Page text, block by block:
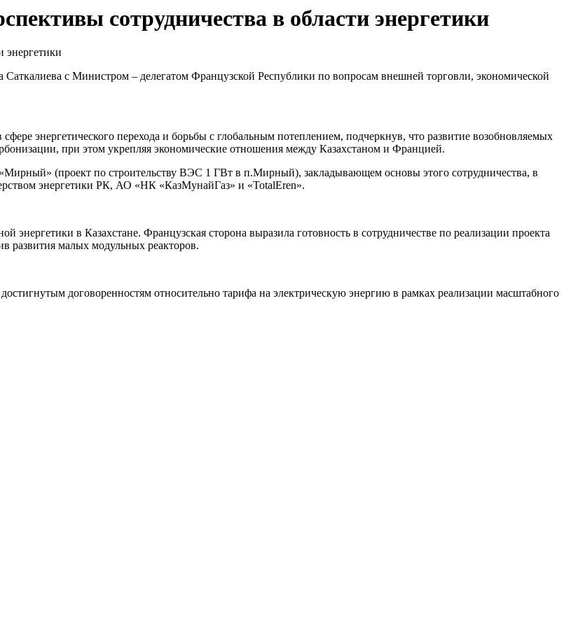
сотрудничества в области энергетики
Саткалиева с Министром – делегатом Французской Республики по вопросам внешней торговли, экономической
энергетического перехода и борьбы с глобальным потеплением, подчеркнув, что развитие возобновляемых
при этом укрепляя экономические отношения между Казахстаном и Францией.
(проект по строительству ВЭС 1 ГВт в п.Мирный), закладывающем основы этого сотрудничества, в
энергетики РК, АО «НК «КазМунайГаз» и «TotalEren».
в Казахстане. Французская сторона выразила готовность в сотрудничестве по реализации проекта
развития малых модульных реакторов.
договоренностям относительно тарифа на электрическую энергию в рамках реализации масштабного